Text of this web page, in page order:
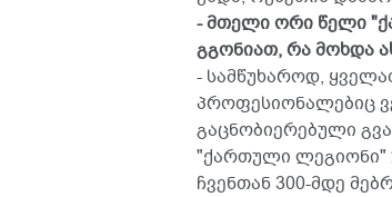
- მთელი ორი წელი
გგონიათ, რა მოხდა
- სამწუხაროდ,
პროფესიონალებიც
გაცნობიერებული
"ქართული ლეგიონი"
ჩვენთან 300-მდე